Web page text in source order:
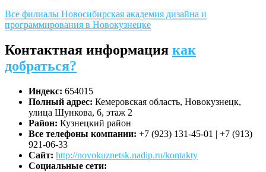
Все филиалы Новосибирская академия дизайна и
программирования в Новокузнецке
Контактная информация как
добраться?
Индекс: 654015
Полный адрес: Кемеровская область, Новокузнецк,
улица Шункова, 6, этаж 2
Район: Кузнецкий район
Все телефоны компании: +7 (923) 131-45-01 | +7 (913)
921-06-33
Сайт: http://novokuznetsk.nadip.ru/kontakty
Социальные сети: